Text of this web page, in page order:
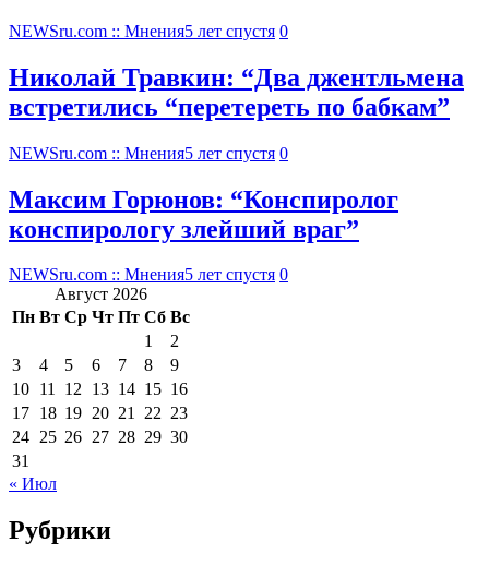
NEWSru.com :: Мнения5 лет спустя 0
Николай Травкин: “Два джентльмена
встретились “перетереть по бабкам”
NEWSru.com :: Мнения5 лет спустя 0
Максим Горюнов: “Конспиролог
конспирологу злейший враг”
NEWSru.com :: Мнения5 лет спустя 0
Август 2026
Пн Вт Ср Чт Пт Сб Вс
1
2
3
4 5 6 7 8
9
10 11 12 13 14 15 16
17 18 19 20 21 22 23
24 25 26 27 28 29 30
31
« Июл
Рубрики